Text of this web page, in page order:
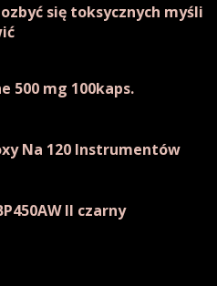
się toksycznych myśli
500 mg 100kaps.
Na 120 Instrumentów
II czarny